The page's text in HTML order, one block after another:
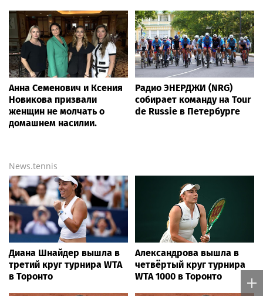
Анна Семенович и Ксения
Новикова призвали
женщин не молчать о
домашнем насилии.
Радио ЭНЕРДЖИ (NRG)
собирает команду на Tour
de Russie в Петербурге
News.tennis
Диана Шнайдер вышла в
третий круг турнира WTA
в Торонто
Александрова вышла в
четвёртый круг турнира
WTA 1000 в Торонто